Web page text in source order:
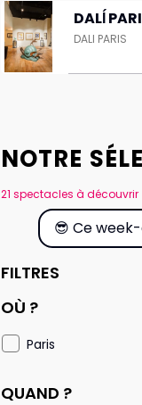
DALÍ
DALI PARIS
NOTRE
21 spectacles à découvrir
😎 Ce
FILTRES
OÙ ?
Paris
QUAND ?